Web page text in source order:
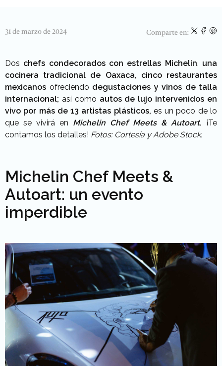
31 de marzo de 2024 Comparte en:
Dos chefs condecorados con estrellas Michelin, una
cocinera tradicional de Oaxaca, cinco restaurantes
mexicanos ofreciendo degustaciones y vinos de talla
internacional; así como autos de lujo intervenidos en
vivo por más de 13 artistas plásticos, es un poco de lo
que se vivirá en Michelin Chef Meets & Autoart. ¡Te
contamos los detalles! Fotos: Cortesía y Adobe Stock.
Michelin Chef Meets &
Autoart: un evento
imperdible